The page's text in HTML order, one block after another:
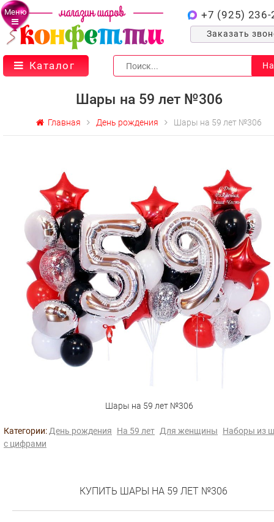
Меню +7 (925) 236-
Заказать
Каталог
Шары на 59 лет №306
Главная День рождения Шары на 59 лет №306
Шары на 59 лет №306
Категории: День рождения На 59 лет Для женщины
Наборы из
с цифрами
КУПИТЬ ШАРЫ НА 59 ЛЕТ №306